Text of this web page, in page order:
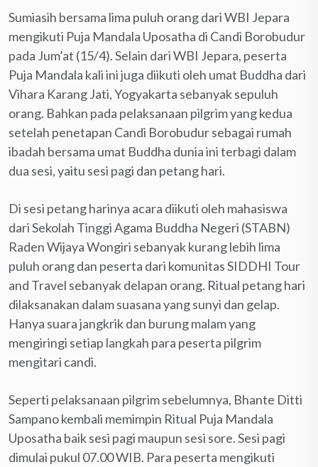
Sumiasih bersama lima puluh orang dari WBI Jepara
mengikuti Puja Mandala Uposatha di Candi Borobudur
pada Jum’at (15/4). Selain dari WBI Jepara, peserta
Puja Mandala kali ini juga diikuti oleh umat Buddha dari
Vihara Karang Jati, Yogyakarta sebanyak sepuluh
orang. Bahkan pada pelaksanaan pilgrim yang kedua
setelah penetapan Candi Borobudur sebagai rumah
ibadah bersama umat Buddha dunia ini terbagi dalam
dua sesi, yaitu sesi pagi dan petang hari.
Di sesi petang harinya acara diikuti oleh mahasiswa
dari Sekolah Tinggi Agama Buddha Negeri (STABN)
Raden Wijaya Wongiri sebanyak kurang lebih lima
puluh orang dan peserta dari komunitas SIDDHI Tour
and Travel sebanyak delapan orang. Ritual petang hari
dilaksanakan dalam suasana yang sunyi dan gelap.
Hanya suara jangkrik dan burung malam yang
mengiringi setiap langkah para peserta pilgrim
mengitari candi.
Seperti pelaksanaan pilgrim sebelumnya, Bhante Ditti
Sampano kembali memimpin Ritual Puja Mandala
Uposatha baik sesi pagi maupun sesi sore. Sesi pagi
dimulai pukul 07.00 WIB. Para peserta mengikuti